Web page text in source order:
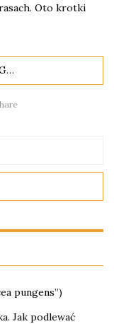
Oto krotki
pungens”)
Jak podlewać